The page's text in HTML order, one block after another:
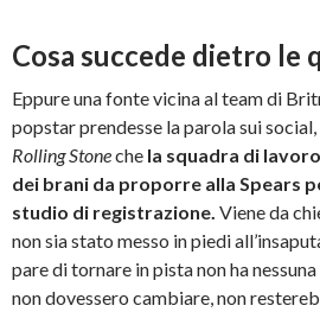
Cosa succede dietro le
Eppure una fonte vicina al team di
popstar prendesse la parola sui
Rolling Stoneche la squadra di
dei brani da proporre alla Spears
studio di registrazione. Viene da
non sia stato messo in piedi
pare di tornare in pista non ha
non dovessero cambiare, non